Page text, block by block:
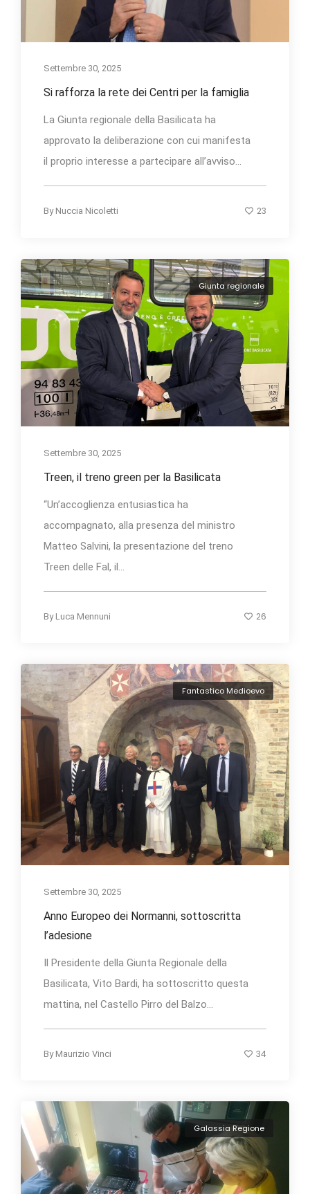
Settembre 30, 2025
Si rafforza la rete dei Centri per la famiglia
La Giunta regionale della Basilicata ha
approvato la deliberazione con cui manifesta
il proprio interesse a partecipare all’avviso...
By Nuccia Nicoletti 23
Giunta regionale
Settembre 30, 2025
Treen, il treno green per la Basilicata
“Un’accoglienza entusiastica ha
accompagnato, alla presenza del ministro
Matteo Salvini, la presentazione del treno
Treen delle Fal, il...
By Luca Mennuni 26
Fantastico Medioevo
Settembre 30, 2025
Anno Europeo dei Normanni, sottoscritta
l’adesione
Il Presidente della Giunta Regionale della
Basilicata, Vito Bardi, ha sottoscritto questa
mattina, nel Castello Pirro del Balzo...
By Maurizio Vinci 34
Galassia Regione